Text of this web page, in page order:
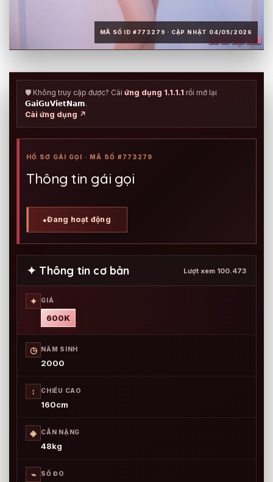
MÃ SỐ ID #773279 · CẬP NHẬT 04/05/2026
🛡️ Không truy cập được? Cài ứng dụng 1.1.1.1 rồi mở lại
𝗚𝗮𝗶𝗚𝘂𝗩𝗶𝗲𝘁𝗡𝗮𝗺.
Cài ứng dụng ↗
HỒ SƠ GÁI GỌI · MÃ SỐ #773279
Thông tin gái gọi
●Đang hoạt động
✦ Thông tin cơ bản Lượt xem 100.473
✦ GIÁ
600K
◷ NĂM SINH
2000
↕ CHIỀU CAO
160cm
◈ CÂN NẶNG
48kg
⌁ SỐ ĐO